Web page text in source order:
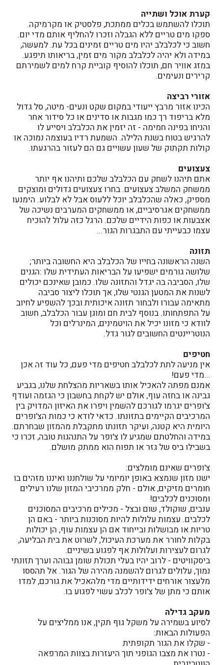
קערת אוכל ושתייה
תוכלו להשתמש בכלים ממתכת, פלסטיק או מקרמיקה.
ספקו מים טריים ללא הגבלה וזכרו להחליף אותם מדי יום.
חשוב כי לכלבלב יהיו מים טריים זמינים בכל עת. למעשה,
במידה ולא יהיה לכלבלב מקור מים זמין, בריאותו תיפגע.
במזג אוויר חם, תוכלו להוסיף קוביית קרח למים לשמירתם
קרירים ונעימים.
אזורי רביצה
הכינו אזור מרבץ ייעודי במקום שקט ונעים- מיטה, סל גדול
מלא בריפוד רך כמו מגבות או סדינים או כל סידור אחר
והניחו בפינה חמימה - זה יזמין את הכלבלב ויסייע לו
להרגיש בטוח בשנת הלילה. השמעת רדיו בעוצמה נמוכה או
קולות תקתוק של שעון עשויים גם הם לעזור בהרגעתו.
צעצועים
אתם תיהנו לשחק עם הכלבלב שלכם ותיהנו אף יותר
ממשחק המשלב צעצועים. בחרו צעצועים גדולים ומוצקים
מספיק, כאלה שהכלבלב יוכל ללעוס אבל לא לבלוע. הימנעו
ממשחקים אגרסיביים, או ממשחקים המערבים נשיכה של
אצבעות או כפות הידיים שלכם. הרגל כזה עלול להוכיח
עצמו כבעייתי עם התבגרות הגור...
תזונה
השנה הראשונה בחייו של הכלבלב היא החשובה ביותר;
שלושה גורמים ישפיעו על הבריאות העתידית שלו :הגנים
שלו, הסביבה בה יגדל והתזונה שלו. כמובן שאינכם יכולים
לשנות את המטען הגנטי שלו, אך תוכלו ליצור סביבה
מתאימה עבורו ולבחור תזונה איכותית ובכך להשפיע לחיוב
על התפתחותו. בנוסף לבית חם ומוגן עבור הכלבלב, חשוב
לוודא כי מזונו יכיל את הויטמינים, המינרלים וכל
הנוטריינטים החשובים לגור גדל.
חטיפים
אין מניעה לתת לכלבלב חטיפים מדי פעם, כל עוד זה אכן
...מדי פעם!
אמנם מפתה להאכיל אותו בשאריות מהצלחת שלנו, בגביע
גבינה או בחזה עוף, אולם יש לקחת בחשבון כי הגזמה ועודף
צ'ופרים יגרמו לגורכם להשמין ויפרו את האיזון המדויק בין
המרכיבים הקיימים בתזונתו. כדאי לודא כי כמות הצ'ופרים
היומית היא קטנה, ועיקר תזונתו מתקבלת מהמזון שבחרתם.
במידה והחלטתם שמגיע לו צ'ופר על התנהגות טובה, זכרו כי
בשבילו ביס של גזר או תפוח הוא ממתק מושלם.
צ'ופרים שאינם מומלצים:
ישנו מזון שנמצא באופן יומיומי על שולחננו ואיננו מזהים בו
חומרים מזיקים, אולם - חלק ממרכיבי המזון שלנו רעילים
ומסוכנים לכלבים!
ענבים, שוקולד, שום ובצל - מכילים מרכיבים המסוכנים
לכלבים. עצמות עלולות להיות מסוכנות ביותר - באם הן
טריות או מבושלות ובייחוד אם הן עצמות עוף, הן יכולות
בקלות לחורר את מערכת העיכול, לשרוט את בית הבליעה,
לגרום לעצירות ועלולות אף לפגוע בשיניים.
ביסקוויטים - לרוב יהיו בעלי תכולת שומן גבוהה וערך תזונתי
נמוך, עלולים לגרום להשמנה מהירה של הגור. אל תהססו
מלעצור אורחים ידידותיים מדי מלהאכיל את גורכם, למדו
אותם כי מתן של צ'ופר לכלב עשוי לפגוע בו.
מעקב גדילה
לסיוע בשמירה על משקל גוף תקין, אנו ממליצים על
הפעולות הבאות:
- שקלו את הגור תקופתית
- נטרו את מצבו הגופני תוך היעזרות בצוות המרפאה